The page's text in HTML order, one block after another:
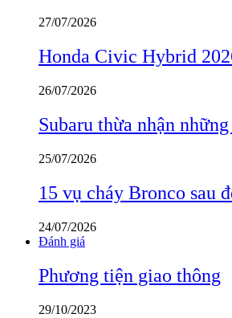
27/07/2026
Honda Civic Hybrid
26/07/2026
Subaru thừa nhận
25/07/2026
15 vụ cháy Bronco sau
24/07/2026
Đánh giá
Phương tiện giao thông
29/10/2023